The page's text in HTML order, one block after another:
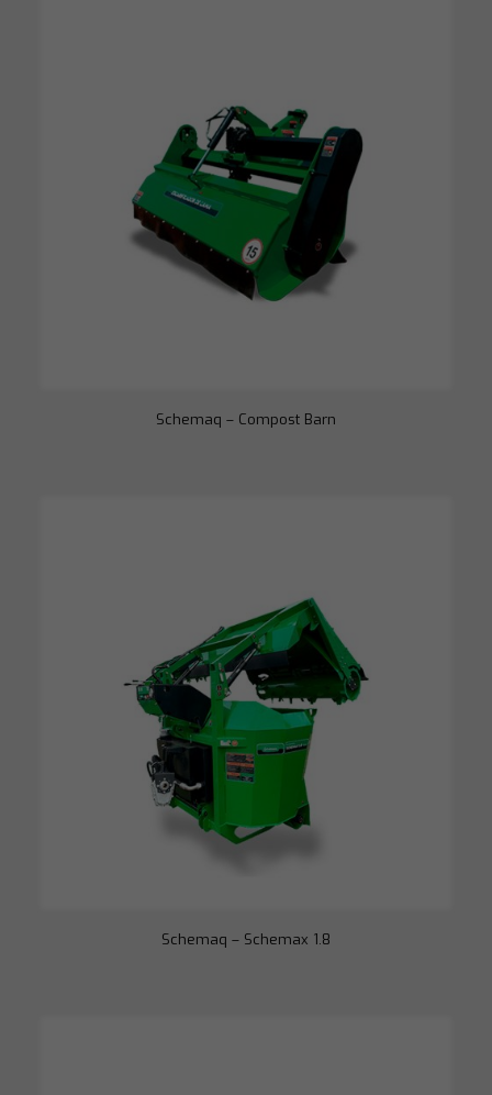
Schemaq – Compost Barn
Schemaq – Schemax 1.8
Necessário
Esses cookies
não são
opcionais. São
necessários
para o
funcionamento
do site.
Estatísticas
Para que
base em como
o site é usado.